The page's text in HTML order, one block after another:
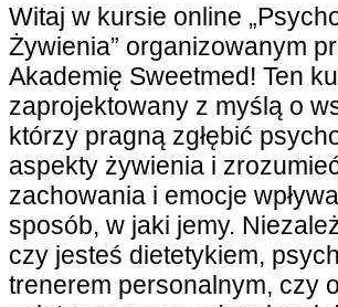
Witaj w kursie online
Żywienia” organizowanym
Akademię Sweetmed! Ten
zaprojektowany z myślą o
którzy pragną zgłębić
aspekty żywienia i
zachowania i emocje
sposób, w jaki jemy.
czy jesteś dietetykiem,
trenerem personalnym, czy